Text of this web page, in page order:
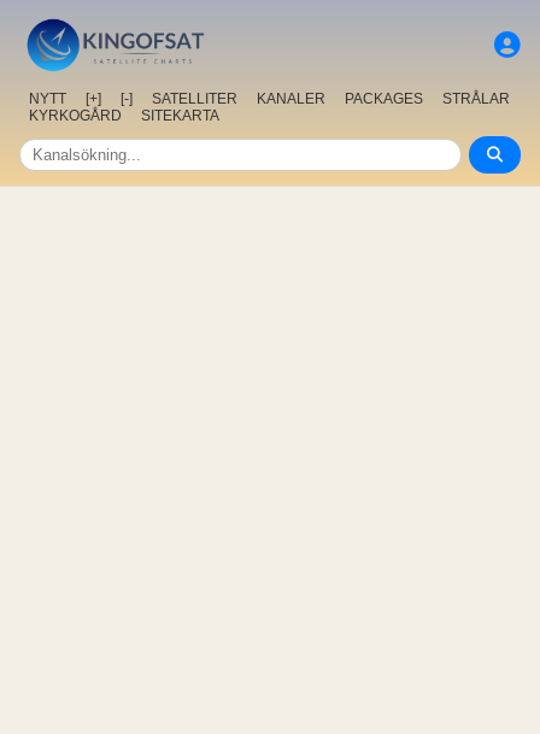
NYTT [+] [-] SATELLITER KANALER PACKAGES
STRÅLAR
KYRKOGÅRD
SITEKARTA